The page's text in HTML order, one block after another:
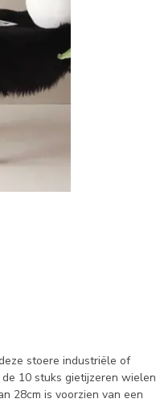
stoere industriële of
10 stuks gietijzeren wielen
28cm is voorzien van een